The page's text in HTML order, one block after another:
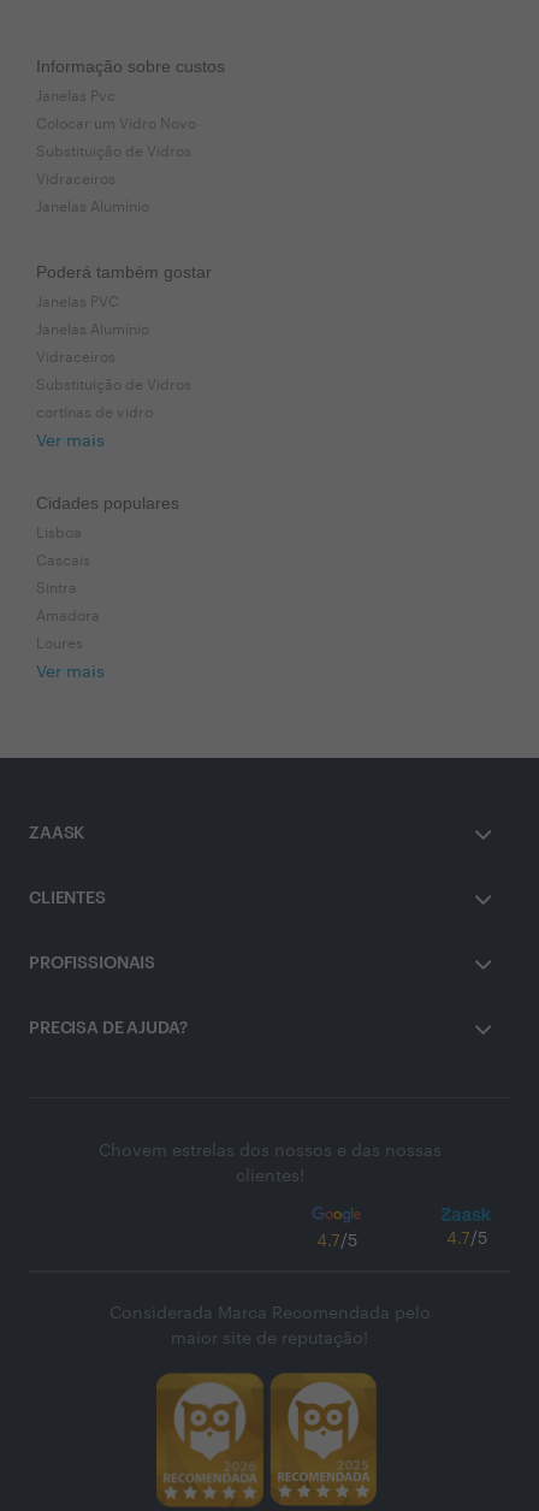
Informação sobre custos
Janelas Pvc
Colocar um Vidro Novo
Substituição de Vidros
Vidraceiros
Janelas Alumínio
Poderá também gostar
Janelas PVC
Janelas Alumínio
Vidraceiros
Substituição de Vidros
cortinas de vidro
Ver mais
Cidades populares
Lisboa
Cascais
Sintra
Amadora
Loures
Ver mais
ZAASK
CLIENTES
PROFISSIONAIS
PRECISA DE AJUDA?
Chovem estrelas dos nossos e das nossas
clientes!
4.7/5 4.7/5
Considerada Marca Recomendada pelo
maior site de reputação!